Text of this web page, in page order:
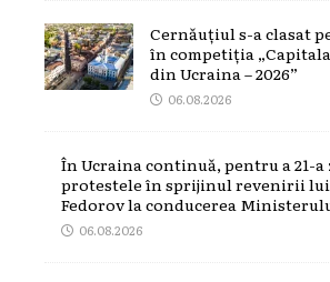
Cernăuțiul s-a clasat
în competiția
din Ucraina – 2026”
06.08.2026
În Ucraina continuă, pentru a 21-a
protestele în sprijinul revenirii
Fedorov la conducerea
06.08.2026